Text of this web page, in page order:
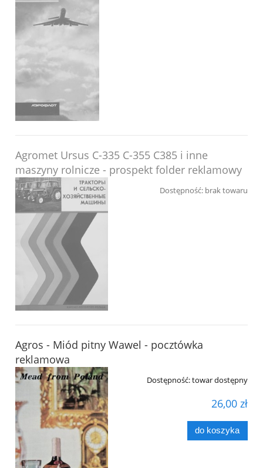
Agromet Ursus C-335 C-355 C385 i inne
maszyny rolnicze - prospekt folder reklamowy
Dostępność: brak towaru
Agros - Miód pitny Wawel - pocztówka
reklamowa
Dostępność:towar dostępny
26,00 zł
do koszyka